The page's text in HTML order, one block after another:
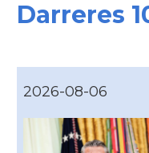
Darreres
2026-08-06